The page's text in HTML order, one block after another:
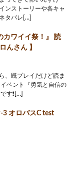
ンストーリーや各キャ
タバレ[…]
カワイイ祭！』 読
んさん 】
、既プレイだけど読ま
ベント『勇気と自信の
す❗[…]
3 オロバスC test